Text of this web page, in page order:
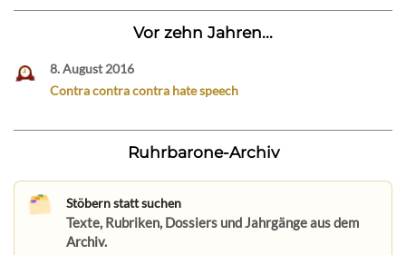
Vor zehn Jahren...
8. August 2016
Contra contra contra hate speech
Ruhrbarone-Archiv
Stöbern statt suchen
Texte, Rubriken, Dossiers und Jahrgänge aus dem
Archiv.